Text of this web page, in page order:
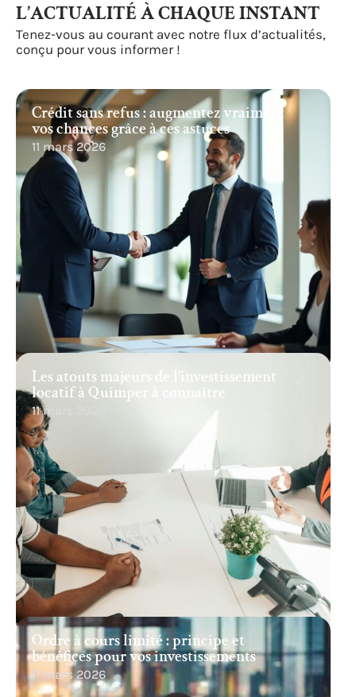
L’ACTUALITÉ À CHAQUE INSTANT
Tenez-vous au courant avec notre flux d’actualités,
conçu pour vous informer !
Crédit sans refus : augmentez vraiment
vos chances grâce à ces astuces
11 mars 2026
Les atouts majeurs de l’investissement
locatif à Quimper à connaître
11 mars 2026
Ordre à cours limité : principe et
bénéfices pour vos investissements
11 mars 2026